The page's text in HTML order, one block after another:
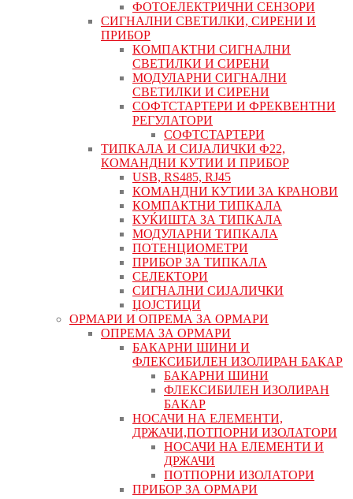
ФОТОЕЛЕКТРИЧНИ СЕНЗОРИ
СИГНАЛНИ СВЕТИЛКИ, СИРЕНИ И
ПРИБОР
КОМПАКТНИ СИГНАЛНИ
СВЕТИЛКИ И СИРЕНИ
МОДУЛАРНИ СИГНАЛНИ
СВЕТИЛКИ И СИРЕНИ
СОФТСТАРТЕРИ И ФРЕКВЕНТНИ
РЕГУЛАТОРИ
СОФТСТАРТЕРИ
ТИПКАЛА И СИЈАЛИЧКИ Ф22,
КОМАНДНИ КУТИИ И ПРИБОР
USB, RS485, RJ45
КОМАНДНИ КУТИИ ЗА КРАНОВИ
КОМПАКТНИ ТИПКАЛА
КУЌИШТА ЗА ТИПКАЛА
МОДУЛАРНИ ТИПКАЛА
ПОТЕНЦИОМЕТРИ
ПРИБОР ЗА ТИПКАЛА
СЕЛЕКТОРИ
СИГНАЛНИ СИЈАЛИЧКИ
ЏОЈСТИЦИ
ОРМАРИ И ОПРЕМА ЗА ОРМАРИ
ОПРЕМА ЗА ОРМАРИ
БАКАРНИ ШИНИ И
ФЛЕКСИБИЛЕН ИЗОЛИРАН БАКАР
БАКАРНИ ШИНИ
ФЛЕКСИБИЛЕН ИЗОЛИРАН
БАКАР
НОСАЧИ НА ЕЛЕМЕНТИ,
ДРЖАЧИ,ПОТПОРНИ ИЗОЛАТОРИ
НОСАЧИ НА ЕЛЕМЕНТИ И
ДРЖАЧИ
ПОТПОРНИ ИЗОЛАТОРИ
ПРИБОР ЗА ОРМАРИ